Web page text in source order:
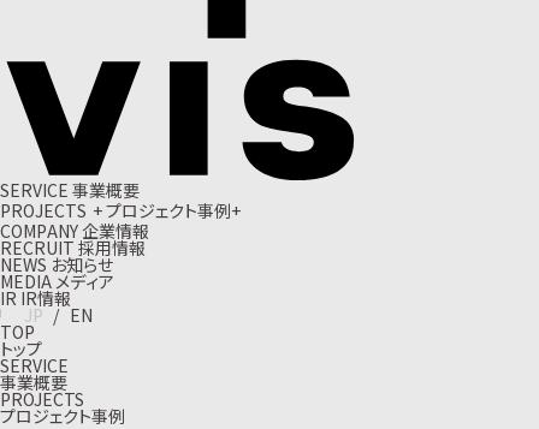
SERVICE 事業概要
PROJECTS +プロジェクト事例+
COMPANY企業情報
RECRUIT 採用情報
NEWS お知らせ
MEDIA メディア
IR IR情報
JP / EN
TOP
トップ
SERVICE
事業概要
PROJECTS
プロジェクト事例